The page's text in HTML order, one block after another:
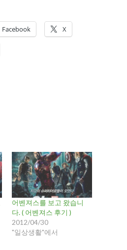
Facebook X
어벤져스를 보고 왔습니
다. ( 어벤져스 후기 )
2012/04/30
"일상생활"에서